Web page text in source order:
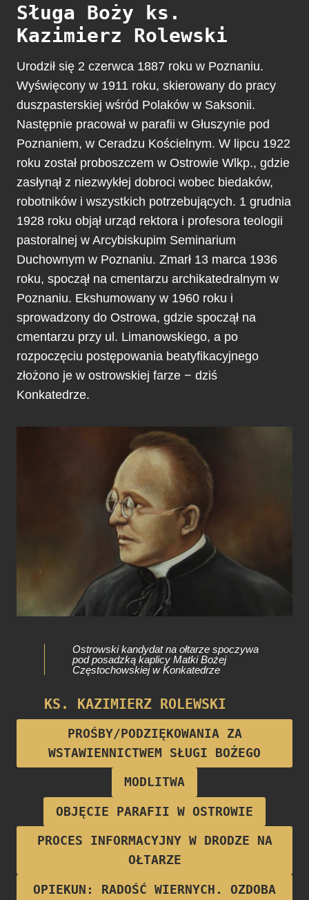
Sługa Boży ks.
Kazimierz Rolewski
Urodził się 2 czerwca 1887 roku w Poznaniu.
Wyświęcony w 1911 roku, skierowany do pracy
duszpasterskiej wśród Polaków w Saksonii.
Następnie pracował w parafii w Głuszynie pod
Poznaniem, w Ceradzu Kościelnym. W lipcu 1922
roku został proboszczem w Ostrowie Wlkp., gdzie
zasłynął z niezwykłej dobroci wobec biedaków,
robotników i wszystkich potrzebujących. 1 grudnia
1928 roku objął urząd rektora i profesora teologii
pastoralnej w Arcybiskupim Seminarium
Duchownym w Poznaniu. Zmarł 13 marca 1936
roku, spoczął na cmentarzu archikatedralnym w
Poznaniu. Ekshumowany w 1960 roku i
sprowadzony do Ostrowa, gdzie spoczął na
cmentarzu przy ul. Limanowskiego, a po
rozpoczęciu postępowania beatyfikacyjnego
złożono je w ostrowskiej farze − dziś
Konkatedrze.
Ostrowski kandydat na ołtarze spoczywa
pod posadzką kaplicy Matki Bożej
Częstochowskiej w Konkatedrze
KS. KAZIMIERZ ROLEWSKI
Proboszcz parafii w latach 1922-1928
PROŚBY/PODZIĘKOWANIA ZA
WSTAWIENNICTWEM SŁUGI BOŻEGO
MODLITWA
OBJĘCIE PARAFII W OSTROWIE
PROCES INFORMACYJNY W DRODZE NA
OŁTARZE
OPIEKUN: RADOŚĆ WIERNYCH. OZDOBA